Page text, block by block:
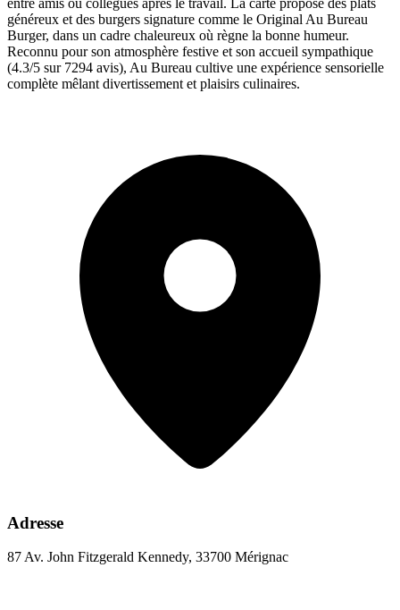
généreux et des burgers signature comme le Original Au Bureau
Burger, dans un cadre chaleureux où règne la bonne humeur.
Reconnu pour son atmosphère festive et son accueil sympathique
(4.3/5 sur 7294 avis), Au Bureau cultive une expérience sensorielle
complète mêlant divertissement et plaisirs culinaires.
Adresse
87 Av. John Fitzgerald Kennedy, 33700 Mérignac